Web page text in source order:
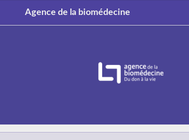
Agence de la biomédecine